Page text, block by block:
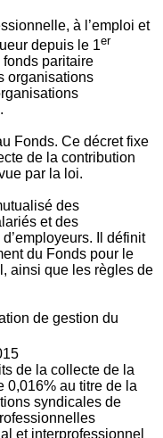
à l’emploi et
depuis le 1er
paritaire
organisations
Fonds. Ce décret fixe
de la contribution
par la loi.
des
et des
Il définit
du Fonds pour le
ainsi que les règles de
de gestion du
de la collecte de la
0,016% au titre de la
syndicales de
et interprofessionnel